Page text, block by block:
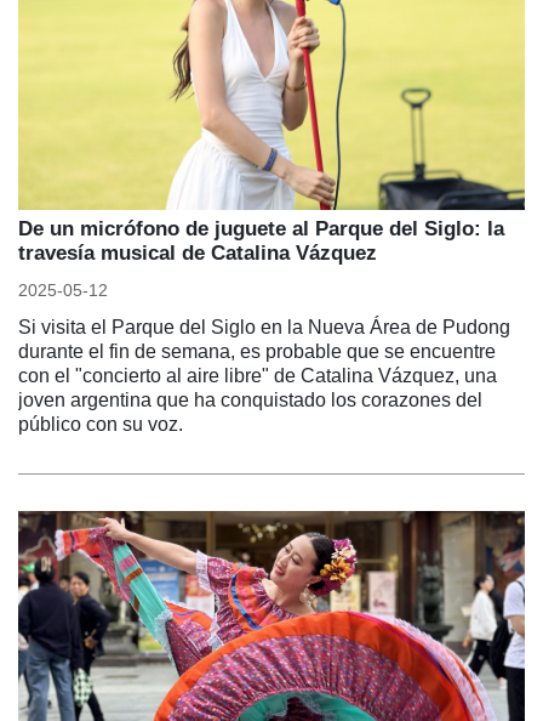
De un micrófono de juguete al Parque del Siglo: la
travesía musical de Catalina Vázquez
2025-05-12
Si visita el Parque del Siglo en la Nueva Área de Pudong
durante el fin de semana, es probable que se encuentre
con el "concierto al aire libre" de Catalina Vázquez, una
joven argentina que ha conquistado los corazones del
público con su voz.